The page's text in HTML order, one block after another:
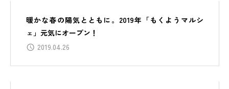
暖かな春の陽気とともに。2019年「もくようマルシ
ェ」元気にオープン！
2019.04.26